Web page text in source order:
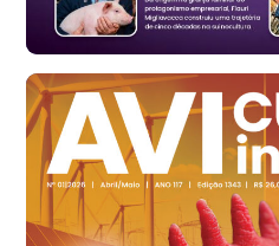
cx
Ovo Branco - Regional
Santa Maria do Jetibá (ES)
R$ 139,43
cx
Ovo Branco - Regional
Recife (PE)
R$ 149,79